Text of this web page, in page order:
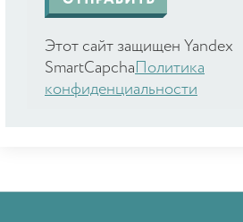
Этот сайт защищен Yandex
SmartCapcha Политика
конфиденциальности